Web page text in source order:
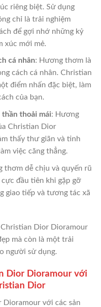
riêng biệt. Sử dụng
chỉ là trải nghiệm
để gợi nhớ những kỷ
xúc mới mẻ.
cá nhân: Hương thơm là
cách cá nhân. Christian
điểm nhấn đặc biệt, làm
của bạn.
thần thoải mái: Hương
Christian Dior
thấy thư giãn và tinh
việc căng thẳng.
thơm dễ chịu và quyến rũ
đầu tiên khi gặp gỡ
giao tiếp và tương tác xã
Dior Dioramour
mà còn là một trải
người sử dụng.
Dior Dioramour với
Dior
Dioramour với các sản